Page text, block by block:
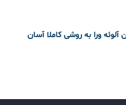
ورا به روشی کاملا آسان